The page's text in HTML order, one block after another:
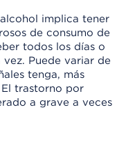
implica tener
de consumo de
todos los días o
Puede variar de
tenga, más
trastorno por
a grave a veces